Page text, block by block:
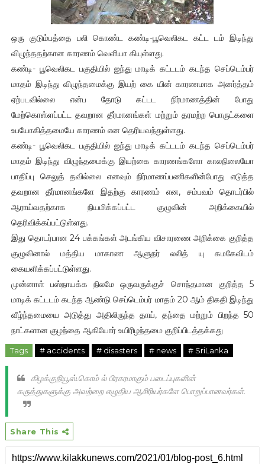
ஒரு குடும்பத்தை பலி கொண்ட கண்டி-பூவெலிகட கட்ட டம் இடிந்து
விழுந்ததற்கான காரணம் வெளியா கியுள்ளது.
கண்டி- பூவெலிகட பகுதியில் ஐந்து மாடிக் கட்டடம் கடந்த செப்டெம்பர்
மாதம் இடிந்து விழுந்தமைக்கு இயற் கை யின் காரணமாக அனர்த்தம்
ஏற்படவில்லை என்ப தோடு கட்டட நிர்மாணத்தின் போது
மேற்கொள்ளப்பட்ட தவறான தீர்மானங்கள் மற்றும் தரமற்ற பொருட்களை
உபயோகித்தமையே காரணம் என தெரியவந்துள்ளது.
கண்டி- பூவெலிகட பகுதியில் ஐந்து மாடிக் கட்டடம் கடந்த செப்டெம்பர்
மாதம் இடிந்து விழுந்தமைக்கு இயற்கை காரணங்களோ காலநிலையோ
பாதிப்பு செலுத் தவில்லை எனவும் நிர்மாணப்பணிகளின்போது எடுத்த
தவறான தீர்மானங்களே இதற்கு காரணம் என, சம்பவம் தொடர்பில்
ஆராய்வதற்காக நியமிக்கப்பட்ட குழுவின் அறிக்கையில்
தெரிவிக்கப்பட்டுள்ளது.
இது தொடர்பான 24 பக்கங்கள் அடங்கிய விசாரணை அறிக்கை குறித்த
குழுவினால் மத்திய மாகாண ஆளுநர் லலித் யு கமகேவிடம்
கையளிக்கப்பட்டுள்ளது.
முன்னாள் பஸ்நாயக்க நிலமே ஒருவருக்குச் சொந்தமான குறித்த 5
மாடிக் கட்டடம் கடந்த ஆண்டு செப்டெம்பர் மாதம் 20 ஆம் திகதி இடிந்து
வீழ்ந்தமையை அடுத்து அதிலிருந்த தாய், தந்தை மற்றும் பிறந்த 50
நாட்களான குழந்தை ஆகியோர் உயிரிழந்தமை குறிப்பிடத்தக்கது
Tags # accidents # disasters # news # SriLanka
கிழக்குநியூஸ்.கொம் ல் பிரசுரமாகும் படைப்புகளின்
கருத்துகளுக்கு அவற்றை எழுதிய ஆசிரியர்களே பொறுப்பானவர்கள்.
Share This